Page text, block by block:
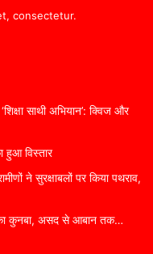
consectetur.
साथी अभियान’: क्विज और
हुआ विस्तार
ने सुरक्षाबलों पर किया पथराव,
कुनबा, असद से आबान तक…